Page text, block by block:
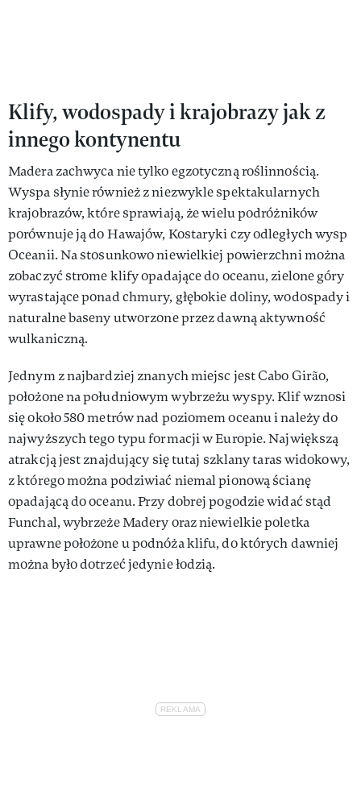
Klify, wodospady i krajobrazy jak z
innego kontynentu
Madera zachwyca nie tylko egzotyczną roślinnością.
Wyspa słynie również z niezwykle spektakularnych
krajobrazów, które sprawiają, że wielu podróżników
porównuje ją do Hawajów, Kostaryki czy odległych wysp
Oceanii. Na stosunkowo niewielkiej powierzchni można
zobaczyć strome klify opadające do oceanu, zielone góry
wyrastające ponad chmury, głębokie doliny, wodospady i
naturalne baseny utworzone przez dawną aktywność
wulkaniczną.
Jednym z najbardziej znanych miejsc jest Cabo Girão,
położone na południowym wybrzeżu wyspy. Klif wznosi
się około 580 metrów nad poziomem oceanu i należy do
najwyższych tego typu formacji w Europie. Największą
atrakcją jest znajdujący się tutaj szklany taras widokowy,
z którego można podziwiać niemal pionową ścianę
opadającą do oceanu. Przy dobrej pogodzie widać stąd
Funchal, wybrzeże Madery oraz niewielkie poletka
uprawne położone u podnóża klifu, do których dawniej
można było dotrzeć jedynie łodzią.